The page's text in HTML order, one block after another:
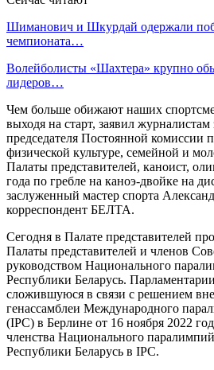
Шиманович и Шкурдай одержали
чемпионата…
Волейболисты «Шахтера» крупно
лидеров…
Чем больше обижают наших
выходя на старт, заявил журналистам
председателя Постоянной комиссии
физической культуре, семейной и
Палаты представителей, каноист,
года по гребле на каноэ-двойке на
заслуженный мастер спорта
корреспондент БЕЛТА.
Сегодня в Палате представителей
Палаты представителей и членов
руководством Национального
Республики Беларусь.
сложившуюся в связи с решением
генассамблеи Международного
(IPC) в Берлине от 16 ноября 2022
членства Национального
Республики Беларусь в IPC.